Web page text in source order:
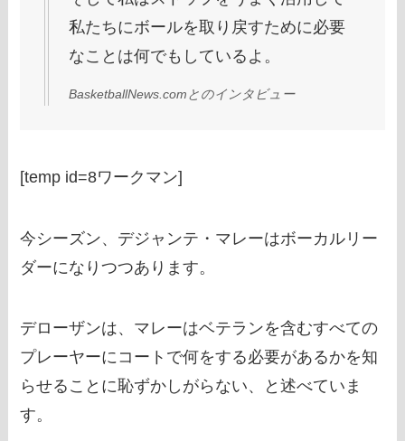
私たちにボールを取り戻すために必要
なことは何でもしているよ。
BasketballNews.com とのインタビュー
[temp id=8ワークマン]
今シーズン、デジャンテ・マレーはボーカルリー
ダーになりつつあります。
デローザンは、マレーはベテランを含むすべての
プレーヤーにコートで何をする必要があるかを知
らせることに恥ずかしがらない、と述べていま
す。